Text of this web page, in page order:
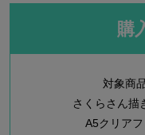
購
対象商
さくらさん描
A5クリア